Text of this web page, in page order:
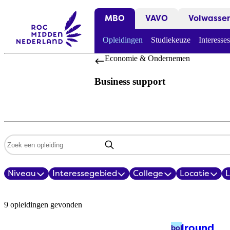
MBO VAVO
Opleidingen Studiekeuze Interesses
Economie & Ondernemen
Business support
Zoekwoord
Niveau Interessegebied College Locatie
Opleidingsoverzicht
9 opleidingen gevonden